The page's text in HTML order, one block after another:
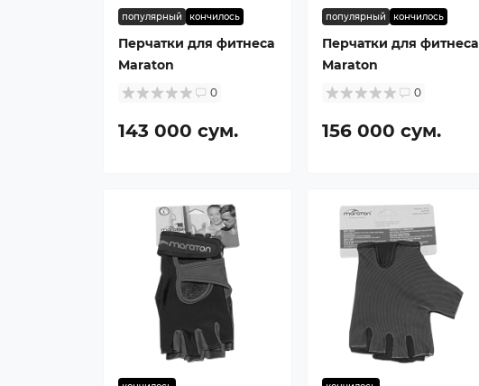
популярный кончилось
Перчатки для фитнеса
Maraton
0
143 000 сум.
популярный кончилось
Перчатки для фитнеса
Maraton
0
156 000 сум.